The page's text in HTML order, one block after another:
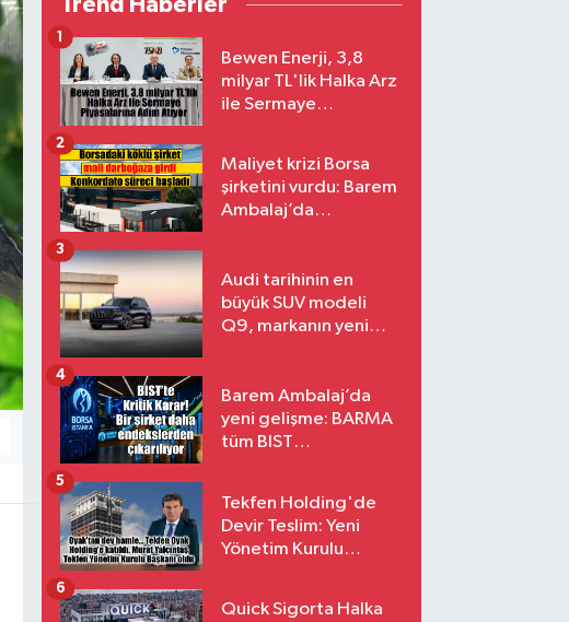
Trend Haberler
Bewen Enerji, 3,8
milyar TL'lik Halka Arz
ile Sermaye
1
Maliyet krizi Borsa
şirketini vurdu: Barem
Ambalaj’da
2
Audi tarihinin en
büyük SUV modeli
Q9, markanın yeni
3
Barem Ambalaj’da
yeni gelişme: BARMA
tüm BIST
4
Tekfen Holding'de
Devir Teslim: Yeni
Yönetim Kurulu
5
Quick Sigorta Halka
6